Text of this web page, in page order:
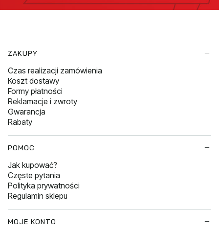
ZAKUPY
Czas realizacji zamówienia
Koszt dostawy
Formy płatności
Reklamacje i zwroty
Gwarancja
Rabaty
POMOC
Jak kupować?
Częste pytania
Polityka prywatności
Regulamin sklepu
MOJE KONTO